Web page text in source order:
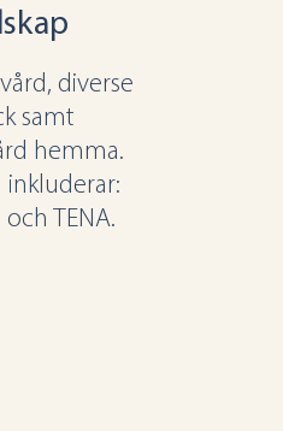
diverse
samt
hemma.
inkluderar:
TENA.